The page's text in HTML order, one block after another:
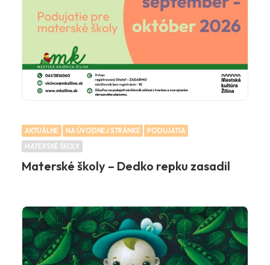
AKTUÁLNE NA ÚVODNEJ STRÁNKE
PODUJATIA
MATERSKÉ ŠKOLY
Materské školy – Dedko repku zasadil